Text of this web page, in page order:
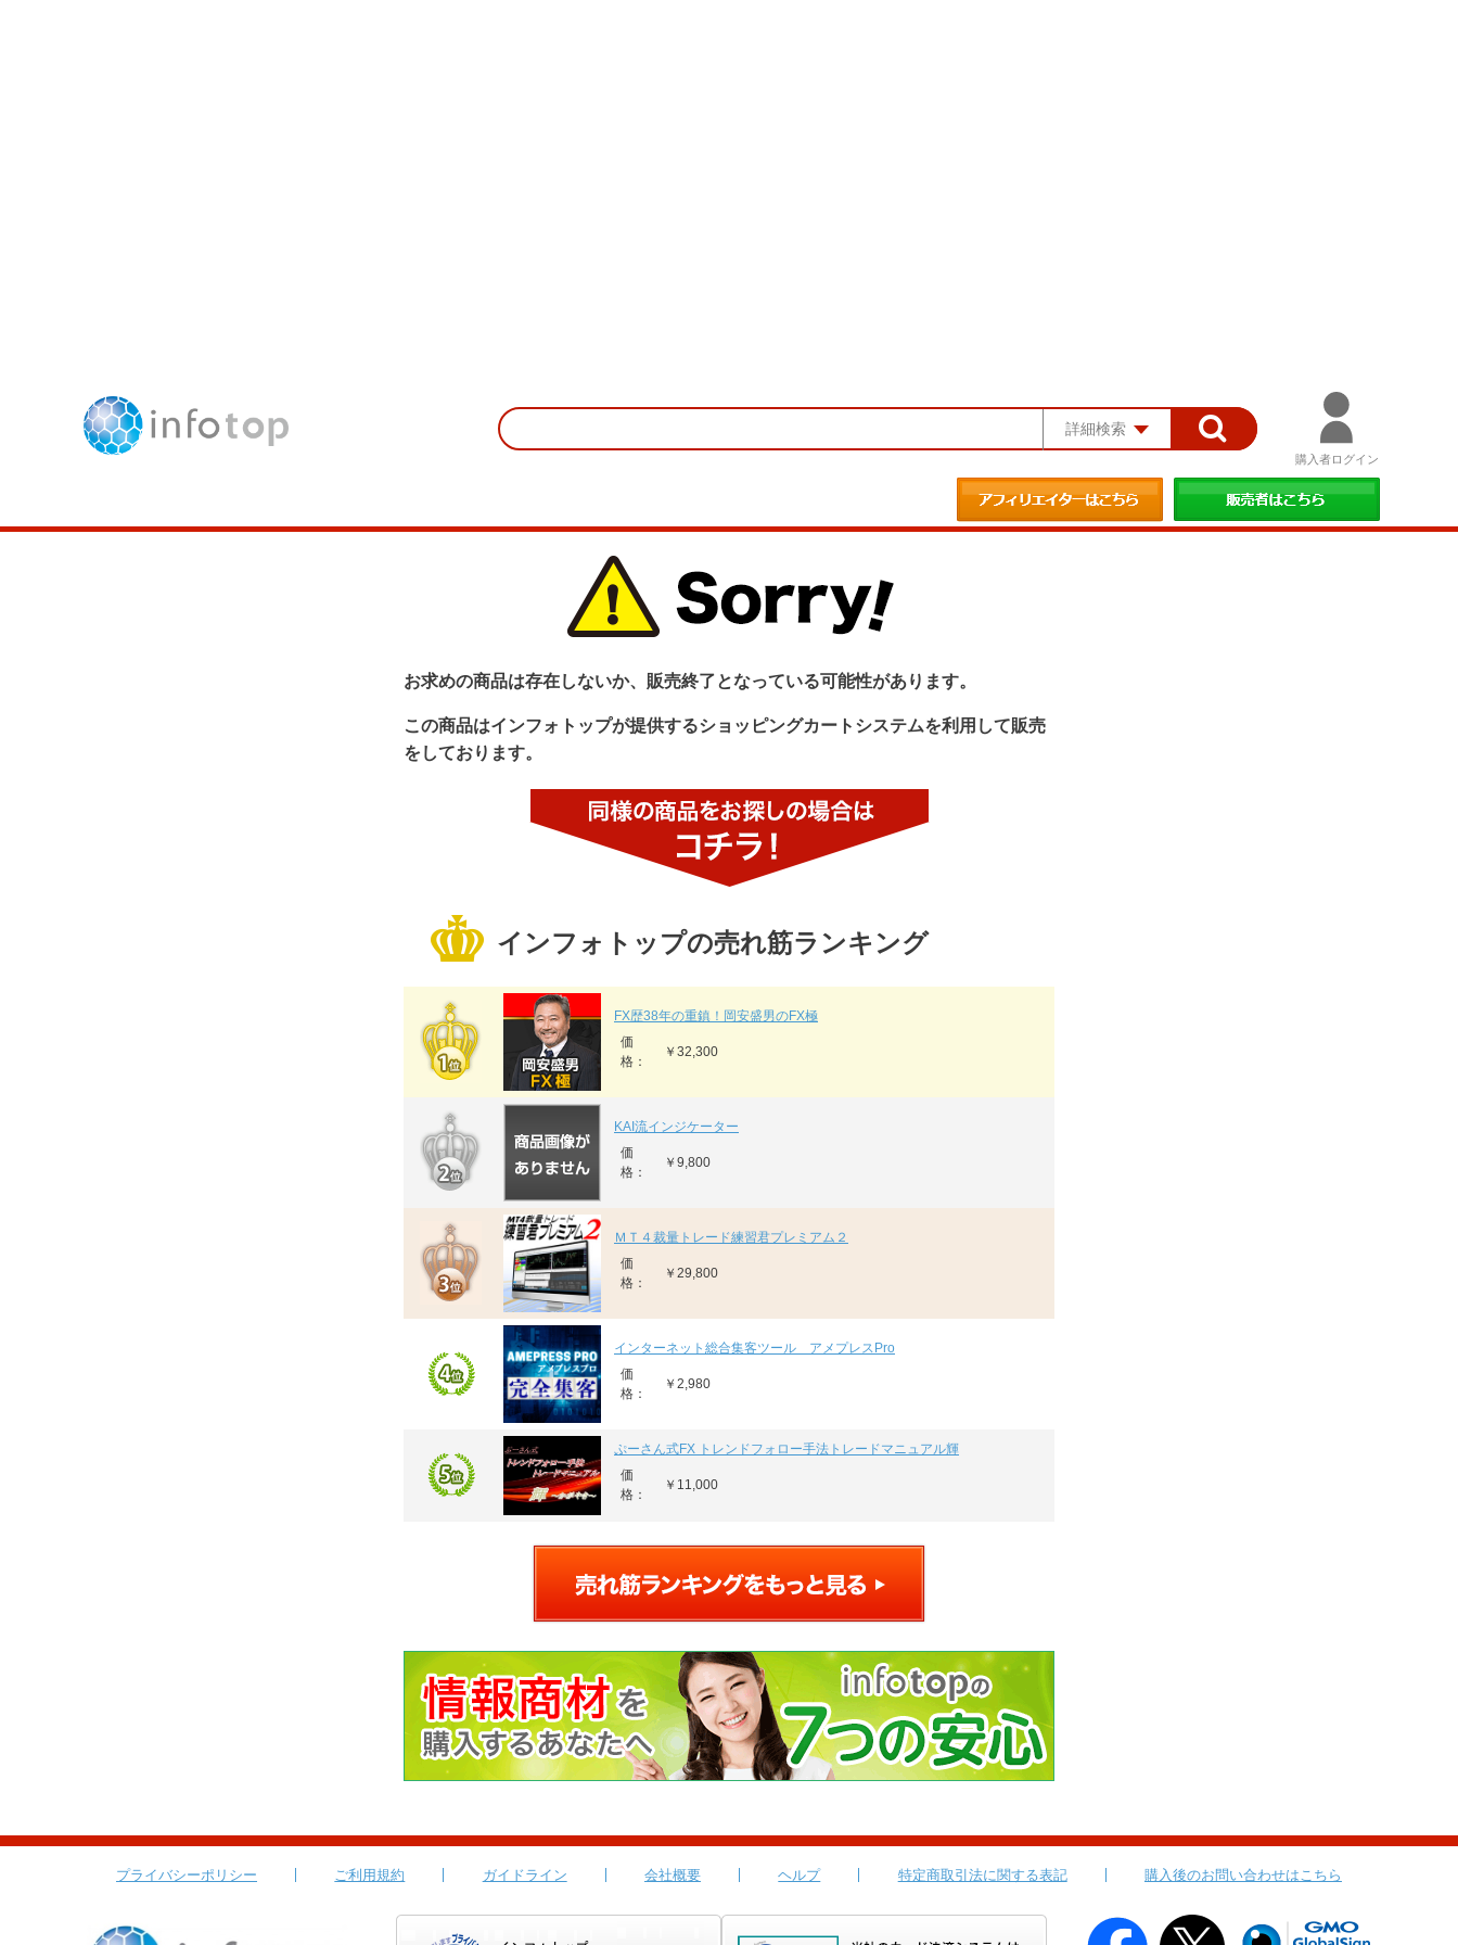
詳細検索
購入者ログイン
お求めの商品は存在しないか、販売終了となっている可能性があります。
この商品はインフォトップが提供するショッピングカートシステムを利用して販売
をしております。
インフォトップの売れ筋ランキング
FX歴38年の重鎮！岡安盛男のFX極
価
格：
￥32,300
KAI流インジケーター
価
格：
￥9,800
ＭＴ４裁量トレード練習君プレミアム２
価
格：
￥29,800
インターネット総合集客ツール アメプレスPro
価
格：
￥2,980
ぷーさん式FX トレンドフォロー手法トレードマニュアル輝
価
格：
￥11,000
プライバシーポリシー ご利用規約 ガイドライン 会社概要 ヘルプ 特定商取引法に関する表記 購入後のお問い合わせはこちら